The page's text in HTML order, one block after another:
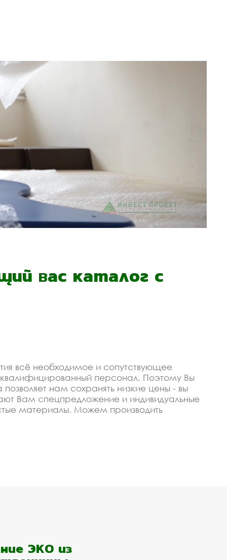
вас каталог с
всё необходимое и сопутствующее
персонал. Поэтому Вы
нам сохранять низкие цены - вы
Вам спецпредложение и индивидуальные
материалы. Можем производить
со скидкой
и монтажом
ЭКО из